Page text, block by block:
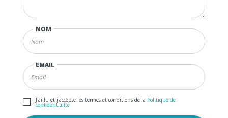
NOM
EMAIL
J'ai lu et j'accepte les termes et conditions de la Politique de
confidentialité